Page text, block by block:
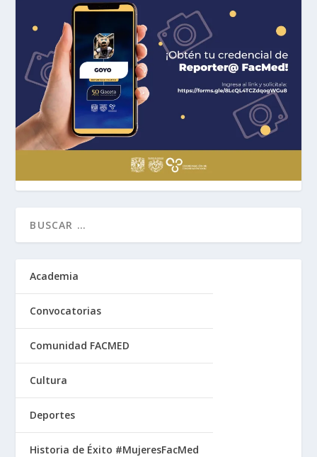
Academia
Convocatorias
Comunidad FACMED
Cultura
Deportes
Historia de Éxito #MujeresFacMed